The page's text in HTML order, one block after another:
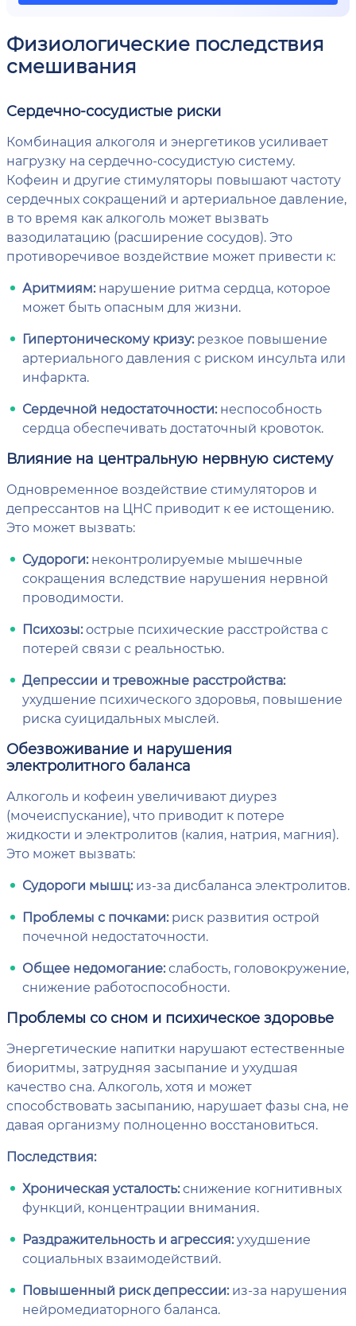
Физиологические последствия
смешивания
Сердечно-сосудистые риски
Комбинация алкоголя и энергетиков усиливает
нагрузку на сердечно-сосудистую систему.
Кофеин и другие стимуляторы повышают частоту
сердечных сокращений и артериальное давление,
в то время как алкоголь может вызвать
вазодилатацию (расширение сосудов). Это
противоречивое воздействие может привести к:
Аритмиям:нарушение ритма сердца, которое
может быть опасным для жизни.
Гипертоническому кризу:резкое повышение
артериального давления с риском инсульта или
инфаркта.
Сердечной недостаточности:неспособность
сердца обеспечивать достаточный кровоток.
Влияние на центральную нервную систему
Одновременное воздействие стимуляторов и
депрессантов на ЦНС приводит к ее истощению.
Это может вызвать:
Судороги:неконтролируемые мышечные
сокращения вследствие нарушения нервной
проводимости.
Психозы:острые психические расстройства с
потерей связи с реальностью.
Депрессии и тревожные расстройства:
ухудшение психического здоровья, повышение
риска суицидальных мыслей.
Обезвоживание и нарушения
электролитного баланса
Алкоголь и кофеин увеличивают диурез
(мочеиспускание), что приводит к потере
жидкости и электролитов (калия, натрия, магния).
Это может вызвать:
Судороги мышц:из-за дисбаланса электролитов.
Проблемы с почками:риск развития острой
почечной недостаточности.
Общее недомогание:слабость, головокружение,
снижение работоспособности.
Проблемы со сном и психическое здоровье
Энергетические напитки нарушают естественные
биоритмы, затрудняя засыпание и ухудшая
качество сна. Алкоголь, хотя и может
способствовать засыпанию, нарушает фазы сна, не
давая организму полноценно восстановиться.
Последствия:
Хроническая усталость:снижение когнитивных
функций, концентрации внимания.
Раздражительность и агрессия:ухудшение
социальных взаимодействий.
Повышенный риск депрессии:из-за нарушения
нейромедиаторного баланса.